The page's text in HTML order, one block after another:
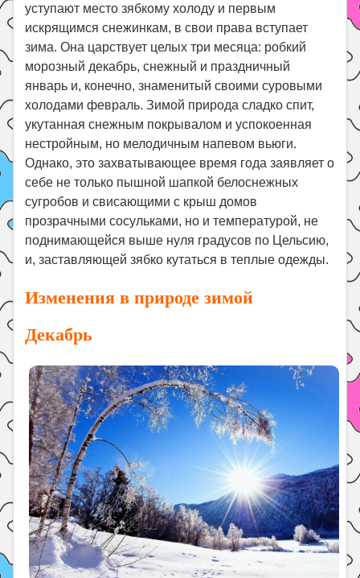
уступают место зябкому холоду и первым
искрящимся снежинкам, в свои права вступает
зима. Она царствует целых три месяца: робкий
морозный декабрь, снежный и праздничный
январь и, конечно, знаменитый своими суровыми
холодами февраль. Зимой природа сладко спит,
укутанная снежным покрывалом и успокоенная
нестройным, но мелодичным напевом вьюги.
Однако, это захватывающее время года заявляет о
себе не только пышной шапкой белоснежных
сугробов и свисающими с крыш домов
прозрачными сосульками, но и температурой, не
поднимающейся выше нуля градусов по Цельсию,
и, заставляющей зябко кутаться в теплые одежды.
Изменения в природе зимой
Декабрь